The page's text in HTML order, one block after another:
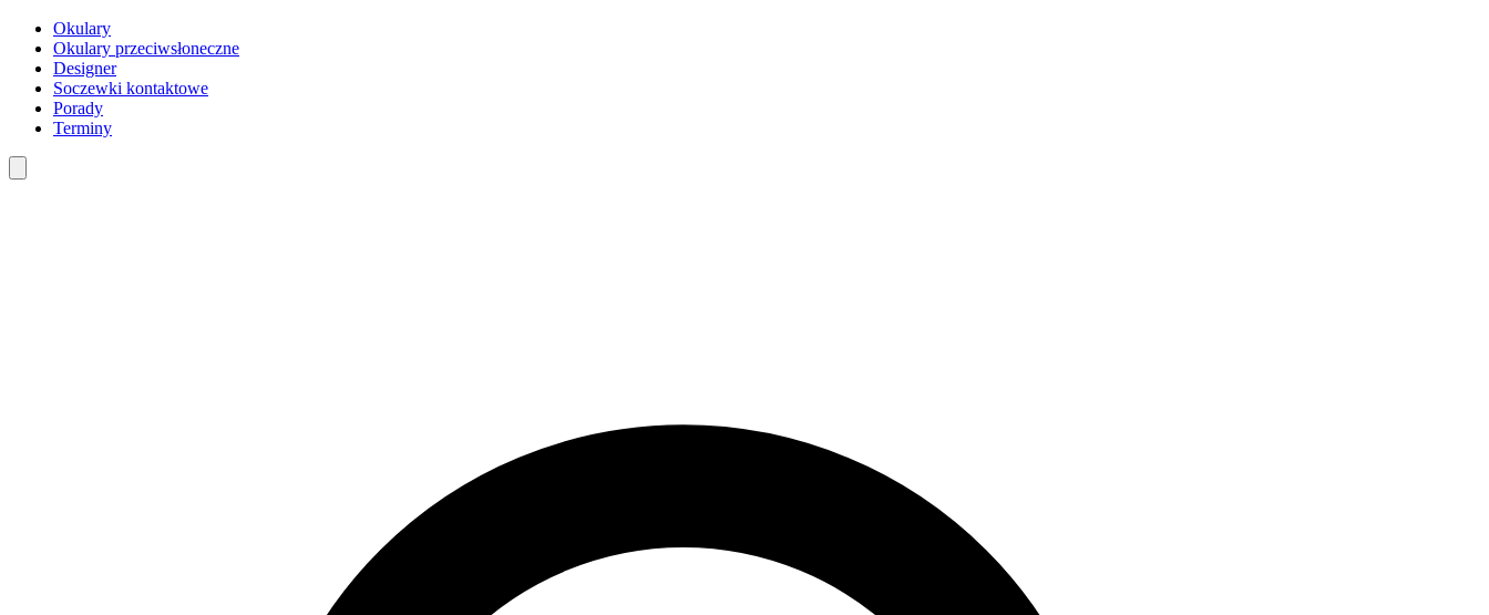
Okulary
Okulary przeciwsłoneczne
Designer
Soczewki kontaktowe
Porady
Terminy